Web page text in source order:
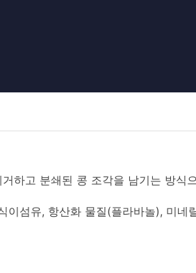
하고 분쇄된 콩 조각을 남기는 방식
섬유, 항산화 물질(플라바놀), 미네